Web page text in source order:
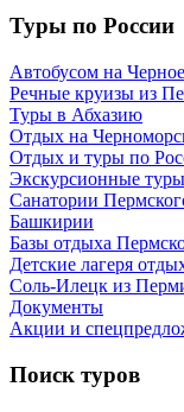
Туры по России
Автобусом на
Речные круизы из
Туры в Абхазию
Отдых на
Отдых и туры по
Экскурсионные
Санатории
Башкирии
Базы отдыха
Детские лагеря
Соль-Илецк из
Документы
Акции и
Поиск туров